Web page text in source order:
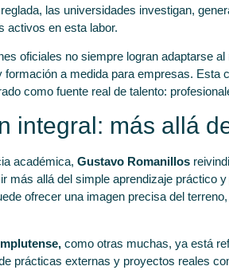
las universidades investigan,
activos en esta labor.
oficiales no siempre logran adaptarse
formación a medida para empresas. Esta
como fuente real de talento:
integral: más allá
académica, Gustavo Romanillos
más allá del simple aprendizaje práctico
ofrecer una imagen precisa del
como otras muchas, ya está
prácticas externas y proyectos reales